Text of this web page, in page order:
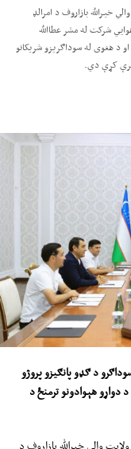
خیرالله بازاروف د امرالډ
شرکت له مشر عطاالله
د هغوی له سوداګریزو شریکانو
کړې دي.
د ګډو پانګیزو پروژو
دواړو هېوادونو ترمنځ د
والي خیرالله بازاروف د